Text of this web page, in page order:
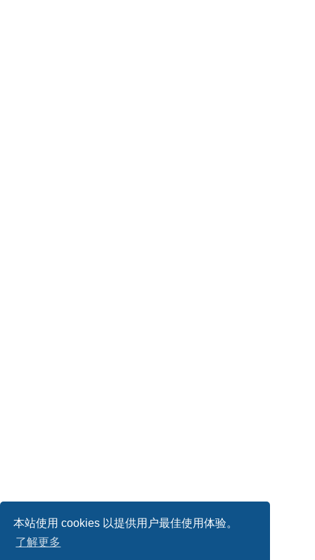
本站使用 cookies 以提供用户最佳使用体验。
了解更多